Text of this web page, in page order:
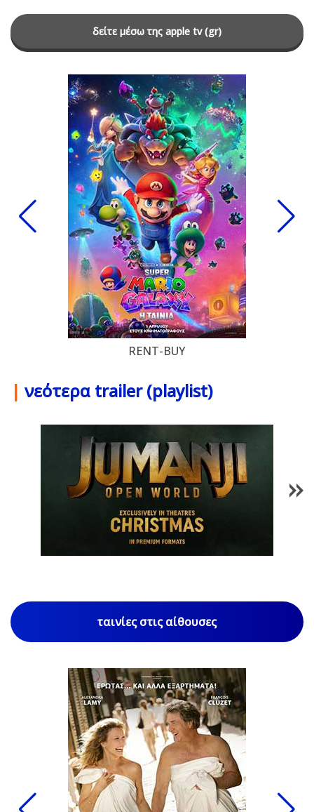
δείτε μέσω της apple tv (gr)
RENT-BUY
| νεότερα trailer (playlist)
1/85
ταινίες στις αίθουσες